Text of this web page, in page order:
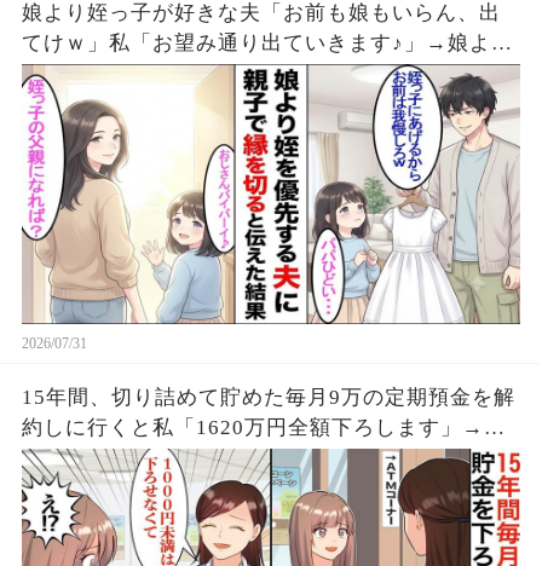
娘より姪っ子が好きな夫「お前も娘もいらん、出
てけｗ」私「お望み通り出ていきます♪」→娘より
姪を優先する夫と親子で縁を切った結果ｗ
2026/07/31
15年間、切り詰めて貯めた毎月9万の定期預金を解
約しに行くと私「1620万円全額下ろします」→銀
行員「160円です」「え…」真実を知った私は